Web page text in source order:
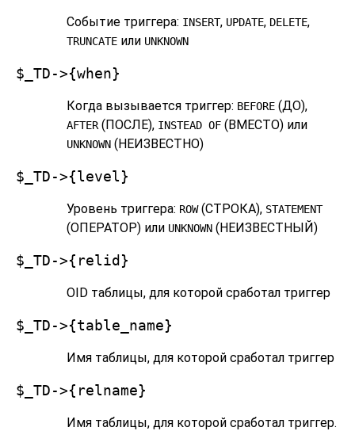
Событие триггера: INSERT, UPDATE, DELETE,
TRUNCATE или UNKNOWN
$_TD->{when}
Когда вызывается триггер: BEFORE (ДО),
AFTER(ПОСЛЕ), INSTEAD OF (ВМЕСТО) или
UNKNOWN (НЕИЗВЕСТНО)
$_TD->{level}
Уровень триггера: ROW(СТРОКА), STATEMENT
(ОПЕРАТОР) или UNKNOWN (НЕИЗВЕСТНЫЙ)
$_TD->{relid}
OID таблицы, для которой сработал триггер
$_TD->{table_name}
Имя таблицы, для которой сработал триггер
$_TD->{relname}
Имя таблицы, для которой сработал триггер.